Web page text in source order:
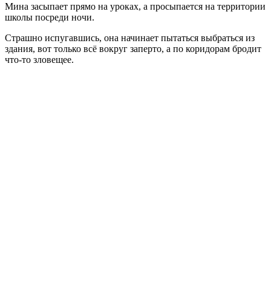
Мина засыпает прямо на уроках, а просыпается на территории
школы посреди ночи.
Страшно испугавшись, она начинает пытаться выбраться из
здания, вот только всё вокруг заперто, а по коридорам бродит
что-то зловещее.